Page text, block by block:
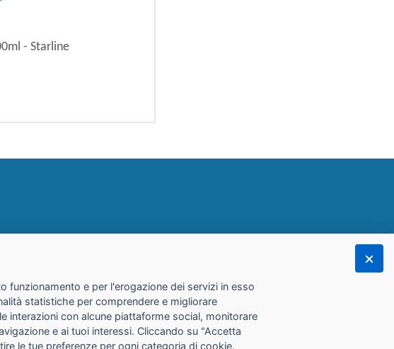
- Starline
funzionamento e per l'erogazione dei servizi in esso
statistiche per comprendere e migliorare
interazioni con alcune piattaforme social, monitorare
e ai tuoi interessi. Cliccando su "Accetta
le tue preferenze per ogni categoria di cookie.